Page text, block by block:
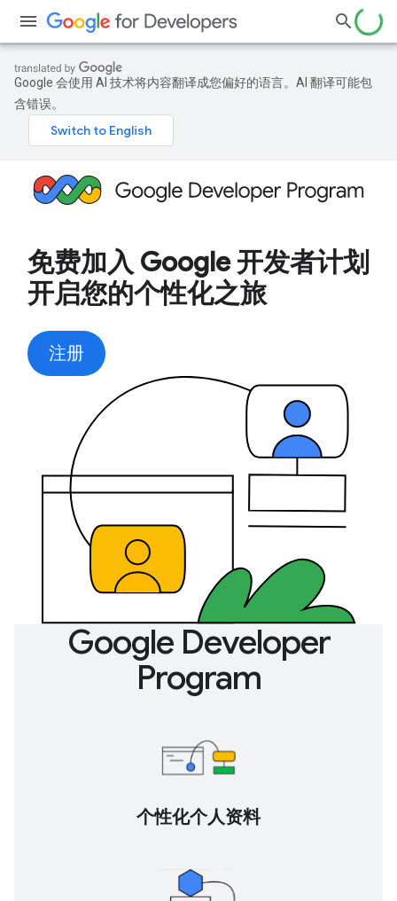
Google 会使用 AI 技术将内容翻译成您偏好的语言。AI 翻译可能包
含错误。
免费加入 Google 开发者计划
开启您的个性化之旅
注册
Google Developer
Program
个性化个人资料